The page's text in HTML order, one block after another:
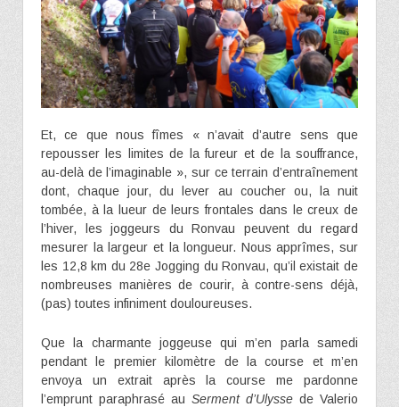
Et, ce que nous fîmes « n’avait d’autre sens que
repousser les limites de la fureur et de la souffrance,
au-delà de l’imaginable », sur ce terrain d’entraînement
dont, chaque jour, du lever au coucher ou, la nuit
tombée, à la lueur de leurs frontales dans le creux de
l’hiver, les joggeurs du Ronvau peuvent du regard
mesurer la largeur et la longueur. Nous apprîmes, sur
les 12,8 km du 28e Jogging du Ronvau, qu’il existait de
nombreuses manières de courir, à contre-sens déjà,
(pas) toutes infiniment douloureuses.
Que la charmante joggeuse qui m’en parla samedi
pendant le premier kilomètre de la course et m’en
envoya un extrait après la course me pardonne
l’emprunt paraphrasé au Serment d’Ulysse de Valerio